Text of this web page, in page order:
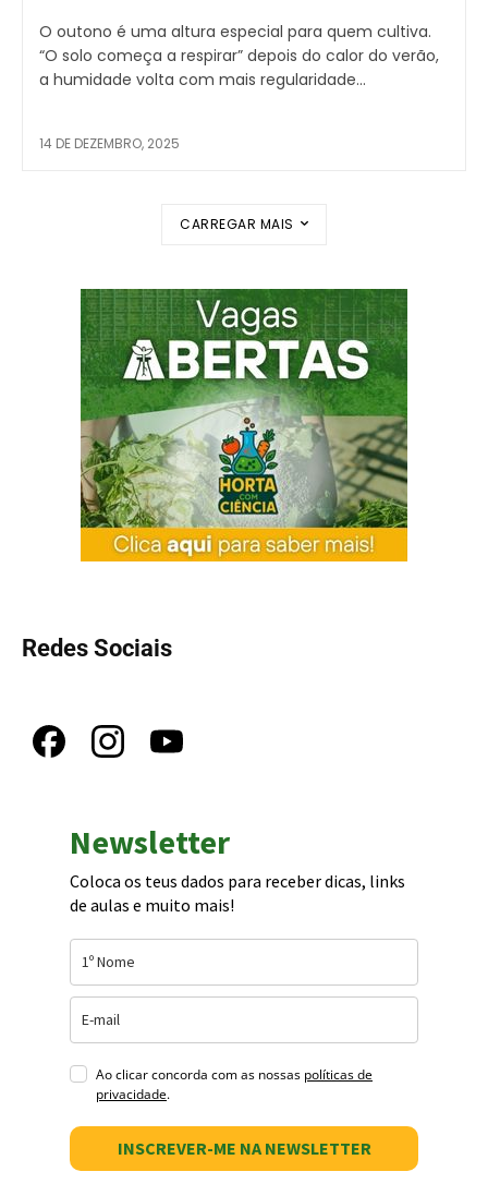
O outono é uma altura especial para quem cultiva.
“O solo começa a respirar” depois do calor do verão,
a humidade volta com mais regularidade...
14 DE DEZEMBRO, 2025
CARREGAR MAIS
Redes Sociais
Newsletter
Coloca os teus dados para receber dicas, links
de aulas e muito mais!
Ao clicar concorda com as nossas políticas de
privacidade.
INSCREVER-ME NA NEWSLETTER